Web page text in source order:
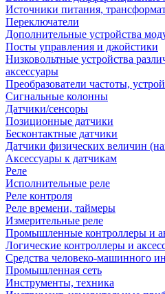
Источники питания,
Переключатели
Дополнительные устройства
Посты управления и джойстики
Низковольтные устройства
аксессуары
Преобразователи частоты,
Сигнальные колонны
Датчики/сенсоры
Позиционные датчики
Бесконтактные датчики
Датчики физических величин
Аксессуары к датчикам
Реле
Исполнительные реле
Реле контроля
Реле времени, таймеры
Измерительные реле
Промышленные контроллеры и
Логические контроллеры и
Средства человеко-машинного
Промышленная сеть
Инструменты, техника